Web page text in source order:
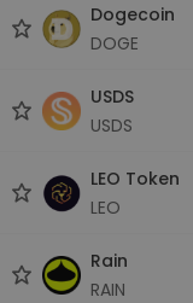
Dogecoin
DOGE
USDS
USDS
LEO Token
LEO
Rain
RAIN